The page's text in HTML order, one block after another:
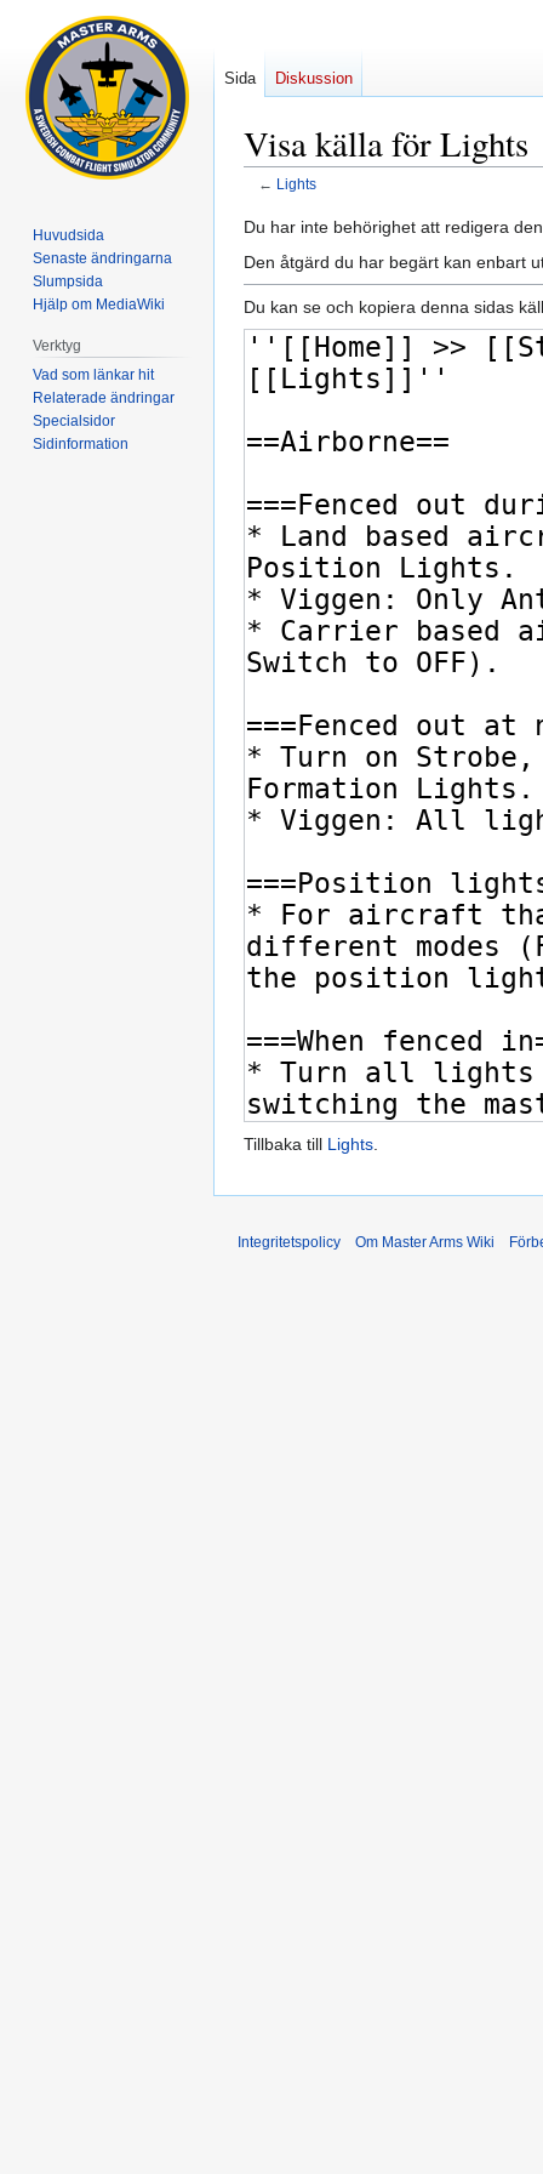
Visa källa för Lights
← Lights
Hoppa
till
Hoppa
till
Du har inte behörighet att redigera
Den åtgärd du har begärt kan enbart
Du kan se och kopiera denna sidas
Tillbaka till Lights.
Sida Diskussion
Huvudsida
Senaste ändringarna
Slumpsida
Hjälp om MediaWiki
Verktyg
Vad som länkar hit
Relaterade ändringar
Specialsidor
Sidinformation
Integritetspolicy Om Master Arms Wiki